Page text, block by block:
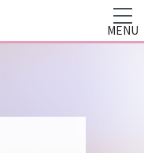
MENU